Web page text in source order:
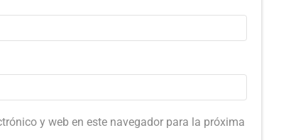
y web en este navegador para la próxima